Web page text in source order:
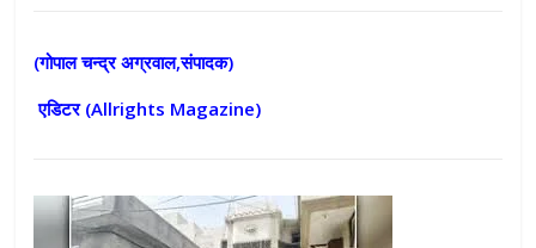
(गोपाल चन्द्र अग्रवाल,संपादक)
एडिटर (Allrights Magazine)